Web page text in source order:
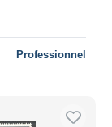
Professionnel